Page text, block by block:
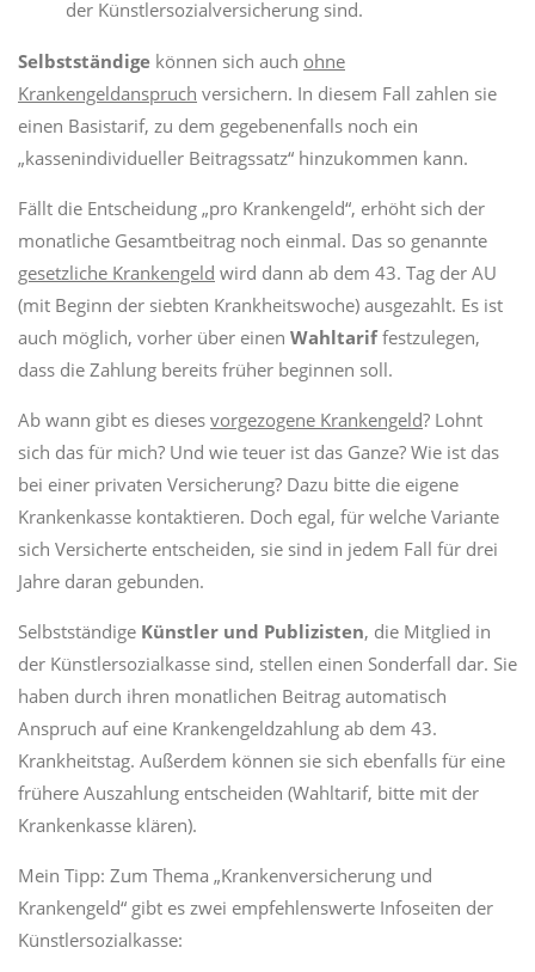
der Künstlersozialversicherung sind.
Selbstständige können sich auch ohne
Krankengeldanspruch versichern. In diesem Fall zahlen sie
einen Basistarif, zu dem gegebenenfalls noch ein
„kassenindividueller Beitragssatz“ hinzukommen kann.
Fällt die Entscheidung „pro Krankengeld“, erhöht sich der
monatliche Gesamtbeitrag noch einmal. Das so genannte
gesetzliche Krankengeld wird dann ab dem 43. Tag der AU
(mit Beginn der siebten Krankheitswoche) ausgezahlt. Es ist
auch möglich, vorher über einen Wahltariffestzulegen,
dass die Zahlung bereits früher beginnen soll.
Ab wann gibt es dieses vorgezogene Krankengeld? Lohnt
sich das für mich? Und wie teuer ist das Ganze? Wie ist das
bei einer privaten Versicherung? Dazu bitte die eigene
Krankenkasse kontaktieren. Doch egal, für welche Variante
sich Versicherte entscheiden, sie sind in jedem Fall für drei
Jahre daran gebunden.
Selbstständige Künstler und Publizisten, die Mitglied in
der Künstlersozialkasse sind, stellen einen Sonderfall dar. Sie
haben durch ihren monatlichen Beitrag automatisch
Anspruch auf eine Krankengeldzahlung ab dem 43.
Krankheitstag. Außerdem können sie sich ebenfalls für eine
frühere Auszahlung entscheiden (Wahltarif, bitte mit der
Krankenkasse klären).
Mein Tipp: Zum Thema „Krankenversicherung und
Krankengeld“ gibt es zwei empfehlenswerte Infoseiten der
Künstlersozialkasse: